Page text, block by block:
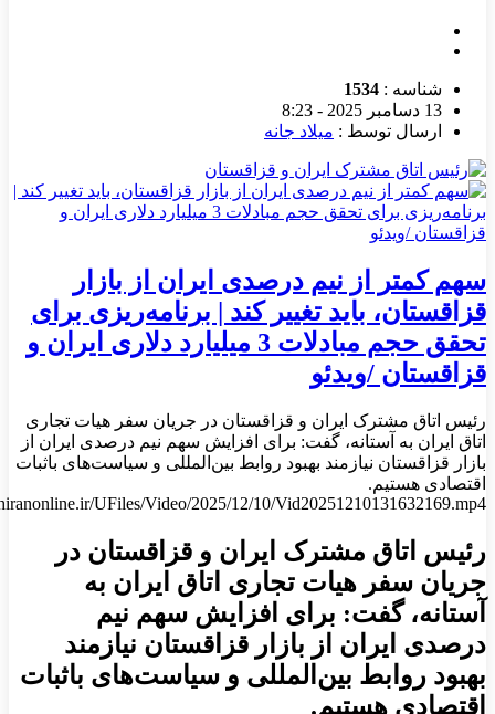
شناسه : 1534
13 دسامبر 2025 - 8:23
ارسال توسط : میلاد جانه
سهم کمتر از نیم درصدی ایران از بازار
قزاقستان، باید تغییر کند | برنامه‌ریزی برای
تحقق حجم مبادلات 3 میلیارد دلاری ایران و
قزاقستان /ویدئو
رئیس اتاق مشترک ایران و قزاقستان در جریان سفر هیات تجاری
اتاق ایران به آستانه، گفت: برای افزایش سهم نیم درصدی ایران از
بازار قزاقستان نیازمند بهبود روابط بین‌المللی و سیاست‌های باثبات
اقتصادی هستیم.
UFiles/Video/2025/12/10/Vid20251210131632169.mp4
رئیس اتاق مشترک ایران و قزاقستان در
جریان سفر هیات تجاری اتاق ایران به
آستانه، گفت: برای افزایش سهم نیم
درصدی ایران از بازار قزاقستان نیازمند
بهبود روابط بین‌المللی و سیاست‌های باثبات
اقتصادی هستیم.